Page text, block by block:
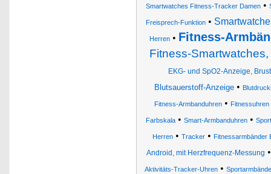
Smartwatches Fitness-Tracker Damen•
Freisprech-Funktion•
Herren• Fitness-
Fitness-
EKG- und SpO2-Anzeige,
Blutsauerstoff-Anzeige •
Fitness-Armbanduhren • Fitnessuhren
Farbskala• Smart-Armbanduhren•
Herren• Tracker• Fitnessarmbänder
Android, mit Herzfrequenz-Messung
Aktivitäts-Tracker-Uhren•